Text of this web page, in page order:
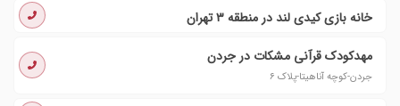
خانه بازی کیدی لند در منطقه ۳ تهران
مهدکودک قرآنی مشکات در جردن
جردن-کوچه آناهیتا-پلاک ۶